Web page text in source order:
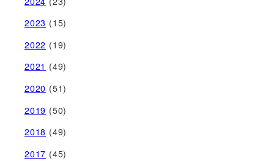
2023 (15)
2022 (19)
2021 (49)
2020 (51)
2019 (50)
2018 (49)
2017 (45)